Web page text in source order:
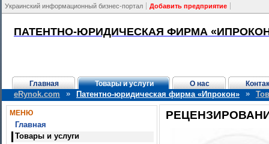
Украинский информационный бизнес-портал Добавить предприятие
ПАТЕНТНО-ЮРИДИЧЕСКАЯ ФИРМА
Главная Товары и услуги О нас
eRynok.com » Патентно-юридическая фирма «Ипрокон» »
МЕНЮ
Главная
Товары и услуги